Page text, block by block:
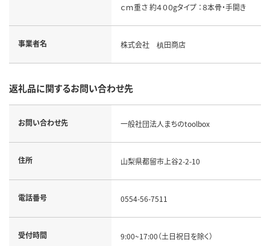
ｃｍ重さ 約４００gタイプ ：８本骨・手開き
事業者名 株式会社 槙田商店
返礼品に関するお問い合わせ先
お問い合わせ先 一般社団法人まちのtoolbox
住所 山梨県都留市上谷2-2-10
電話番号 0554-56-7511
受付時間 9:00~17:00（土日祝日を除く）